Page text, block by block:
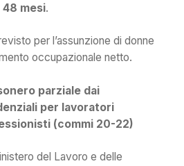
48 mesi.
per l’assunzione di donne
occupazionale netto.
parziale dai
per lavoratori
(commi 20-22)
del Lavoro e delle